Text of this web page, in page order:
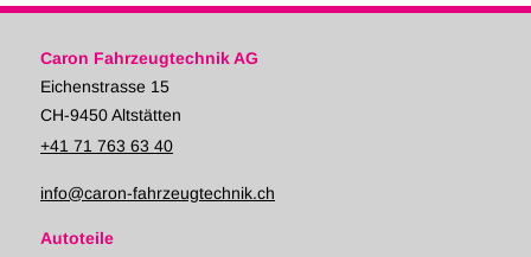
Caron Fahrzeugtechnik AG
Eichenstrasse 15
CH-9450 Altstätten
+41 71 763 63 40
info@caron-fahrzeugtechnik.ch
Autoteile